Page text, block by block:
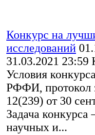
Конкурс на
исследований
31.03.2021 23:59
Условия
РФФИ, протокол
12(239) от 30
Задача
научных и...